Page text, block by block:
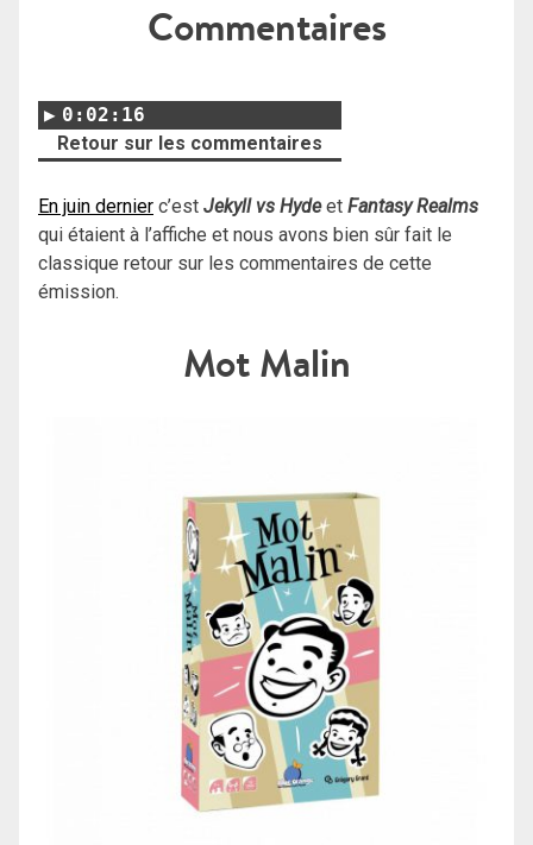
Commentaires
0:02:16
Retour sur les commentaires
En juin dernier c’est Jekyll vs Hyde et Fantasy Realms
qui étaient à l’affiche et nous avons bien sûr fait le
classique retour sur les commentaires de cette
émission.
Mot Malin